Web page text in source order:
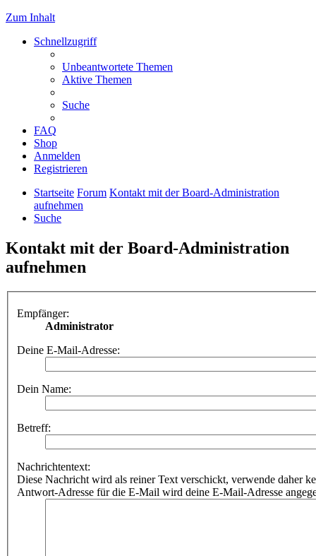
Zum Inhalt
Schnellzugriff
Unbeantwortete Themen
Aktive Themen
Suche
FAQ
Shop
Anmelden
Registrieren
Startseite Forum Kontakt mit der Board-Administration
aufnehmen
Suche
Kontakt mit der Board-Administration
aufnehmen
Empfänger:
Administrator
Deine E-Mail-Adresse:
Dein Name:
Betreff:
Nachrichtentext:
Diese Nachricht wird als reiner Text verschickt, verwende daher
Antwort-Adresse für die E-Mail wird deine E-Mail-Adresse